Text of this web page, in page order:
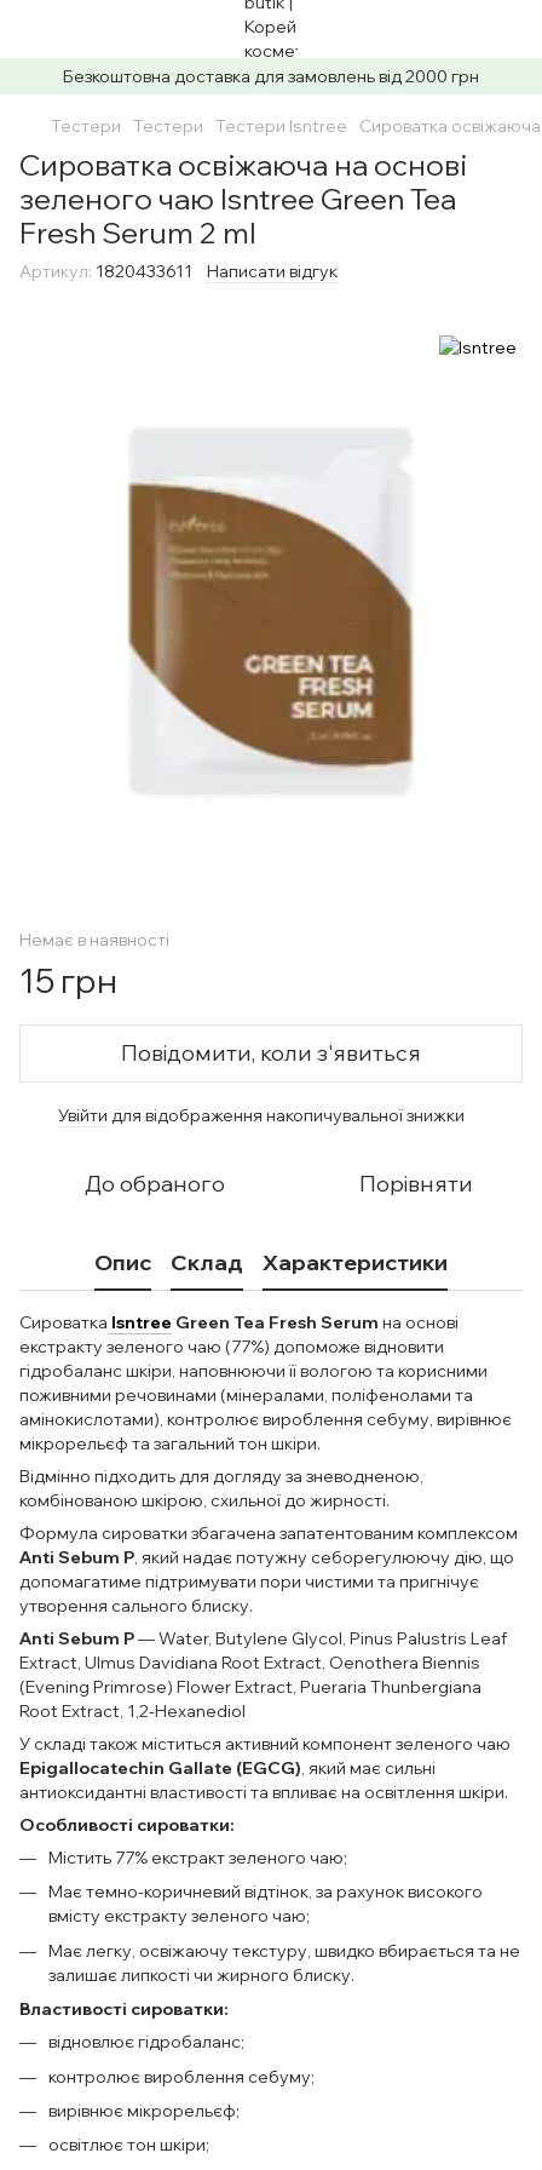
Безкоштовна доставка для замовлень від 2000 грн
Тестери Тестери Тестери Isntree Сироватка
Сироватка освіжаюча на основі
зеленого чаю Isntree Green Tea
Fresh Serum 2 ml
Артикул: 1820433611 Написати відгук
Немає в наявності
15 грн
Повідомити, коли з'явиться
Увійти для відображення накопичувальної знижки
До обраного Порівняти
Опис Склад Характеристики
Сироватка Isntree Green Tea Fresh Serum на основі
екстракту зеленого чаю (77%) допоможе відновити
гідробаланс шкіри, наповнюючи її вологою та корисними
поживними речовинами (мінералами, поліфенолами та
амінокислотами), контролює вироблення себуму, вирівнює
мікрорельєф та загальний тон шкіри.
Відмінно підходить для догляду за зневодненою,
комбінованою шкірою, схильної до жирності.
Формула сироватки збагачена запатентованим комплексом
Anti Sebum P, який надає потужну себорегулюючу дію, що
допомагатиме підтримувати пори чистими та пригнічує
утворення сального блиску.
Anti Sebum P— Water, Butylene Glycol, Pinus Palustris Leaf
Extract, Ulmus Davidiana Root Extract, Oenothera Biennis
(Evening Primrose) Flower Extract, Pueraria Thunbergiana
Root Extract, 1,2-Hexanediol
У складі також міститься активний компонент зеленого чаю
Epigallocatechin Gallate (EGCG), який має сильні
антиоксидантні властивості та впливає на освітлення шкіри.
Особливості сироватки:
Містить 77% екстракт зеленого чаю;
Має темно-коричневий відтінок, за рахунок високого
вмісту екстракту зеленого чаю;
Має легку, освіжаючу текстуру, швидко вбирається та не
залишає липкості чи жирного блиску.
Властивості сироватки:
відновлює гідробаланс;
контролює вироблення себуму;
вирівнює мікрорельєф;
освітлює тон шкіри;